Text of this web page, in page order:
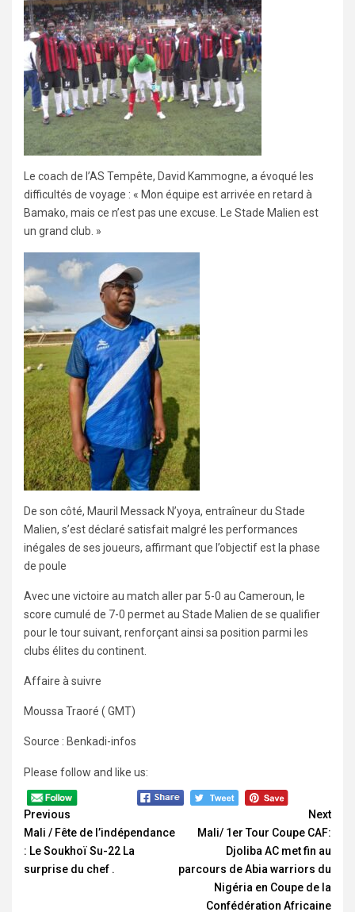
Le coach de l’AS Tempête, David Kammogne, a évoqué les
difficultés de voyage : « Mon équipe est arrivée en retard à
Bamako, mais ce n’est pas une excuse. Le Stade Malien est
un grand club. »
De son côté, Mauril Messack N’yoya, entraîneur du Stade
Malien, s’est déclaré satisfait malgré les performances
inégales de ses joueurs, affirmant que l’objectif est la phase
de poule
Avec une victoire au match aller par 5-0 au Cameroun, le
score cumulé de 7-0 permet au Stade Malien de se qualifier
pour le tour suivant, renforçant ainsi sa position parmi les
clubs élites du continent.
Affaire à suivre
Moussa Traoré ( GMT)
Source : Benkadi-infos
Please follow and like us:
Continue
Reading
Previous
Mali / Fête de l’indépendance
: Le Soukhoï Su-22 La
surprise du chef .
Next
Mali/ 1er Tour Coupe CAF:
Djoliba AC met fin au
parcours de Abia warriors du
Nigéria en Coupe de la
Confédération Africaine